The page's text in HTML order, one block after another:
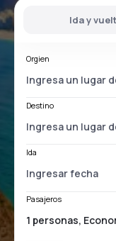
Ida y
Orgien
Destino
Ida
Pasajeros